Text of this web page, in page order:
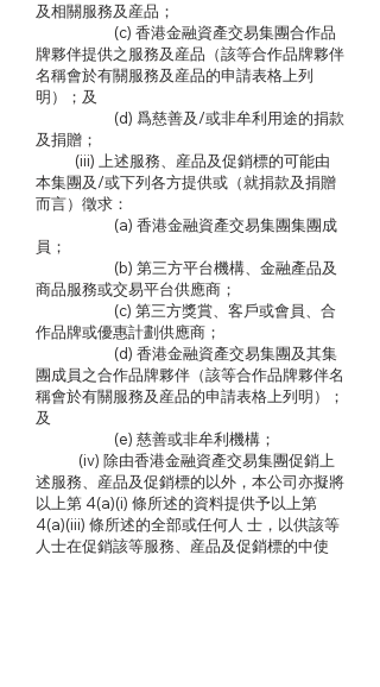
及相關服務及産品；
(c) 香港金融資產交易集團合作品
牌夥伴提供之服務及産品（該等合作品牌夥伴
名稱會於有關服務及産品的申請表格上列
明）；及
(d) 爲慈善及/或非牟利用途的捐款
及捐贈；
(iii) 上述服務、産品及促銷標的可能由
本集團及/或下列各方提供或（就捐款及捐贈
而言）徵求：
(a) 香港金融資產交易集團集團成
員；
(b) 第三方平台機構、金融產品及
商品服務或交易平台供應商；
(c) 第三方獎賞、客戶或會員、合
作品牌或優惠計劃供應商；
(d) 香港金融資產交易集團及其集
團成員之合作品牌夥伴（該等合作品牌夥伴名
稱會於有關服務及産品的申請表格上列明）；
及
(e) 慈善或非牟利機構；
(iv) 除由香港金融資產交易集團促銷上
述服務、産品及促銷標的以外，本公司亦擬將
以上第 4(a)(i) 條所述的資料提供予以上第
4(a)(iii) 條所述的全部或任何人 士，以供該等
人士在促銷該等服務、産品及促銷標的中使